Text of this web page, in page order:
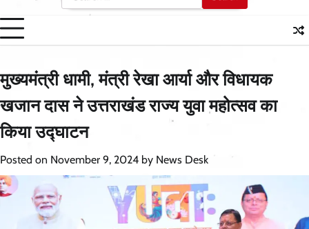
for:
मुख्यमंत्री धामी, मंत्री रेखा आर्या और विधायक
खजान दास ने उत्तराखंड राज्य युवा महोत्सव का
किया उद्घाटन
Posted on November 9, 2024 by News Desk